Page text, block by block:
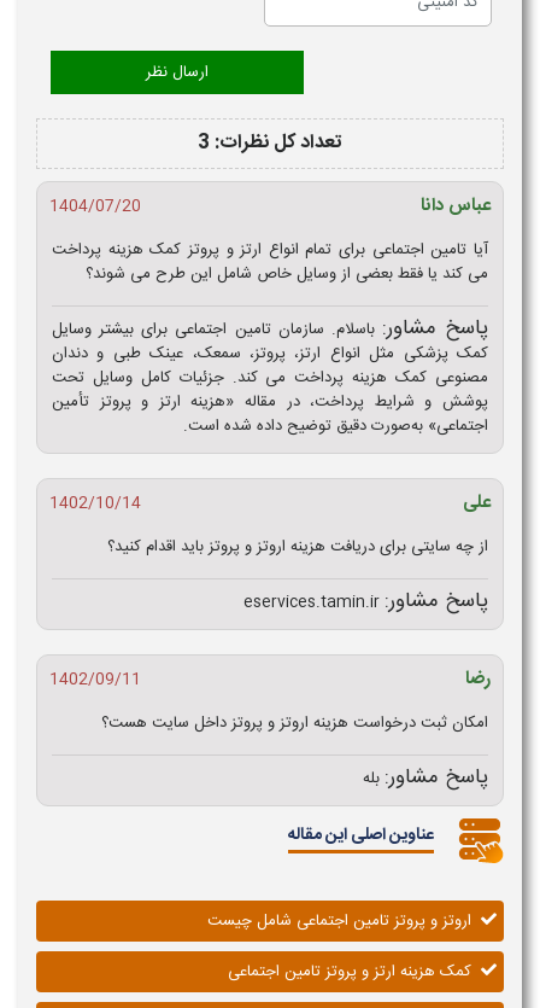
تعداد کل نظرات: 3
عباس دانا
1404/07/20
آیا تامین اجتماعی برای تمام انواع ارتز و پروتز کمک هزینه پرداخت
می‌ کند یا فقط بعضی از وسایل خاص شامل این طرح می‌ شوند؟
پاسخ مشاور: باسلام. سازمان تامین اجتماعی برای بیشتر وسایل
کمک پزشکی مثل انواع ارتز، پروتز، سمعک، عینک طبی و دندان
مصنوعی کمک هزینه پرداخت می‌ کند. جزئیات کامل وسایل تحت
پوشش و شرایط پرداخت، در مقاله «هزینه ارتز و پروتز تأمین
اجتماعی» به‌صورت دقیق توضیح داده شده است.
علی
1402/10/14
از چه سایتی برای دریافت هزینه اروتز و پروتز باید اقدام کنید؟
پاسخ مشاور:
رضا
1402/09/11
امکان ثبت درخواست هزینه اروتز و پروتز داخل سایت هست؟
پاسخ مشاور: بله
عناوین اصلی این مقاله
اروتز و پروتز تامین اجتماعی شامل چیست
کمک هزینه ارتز و پروتز تامین اجتماعی